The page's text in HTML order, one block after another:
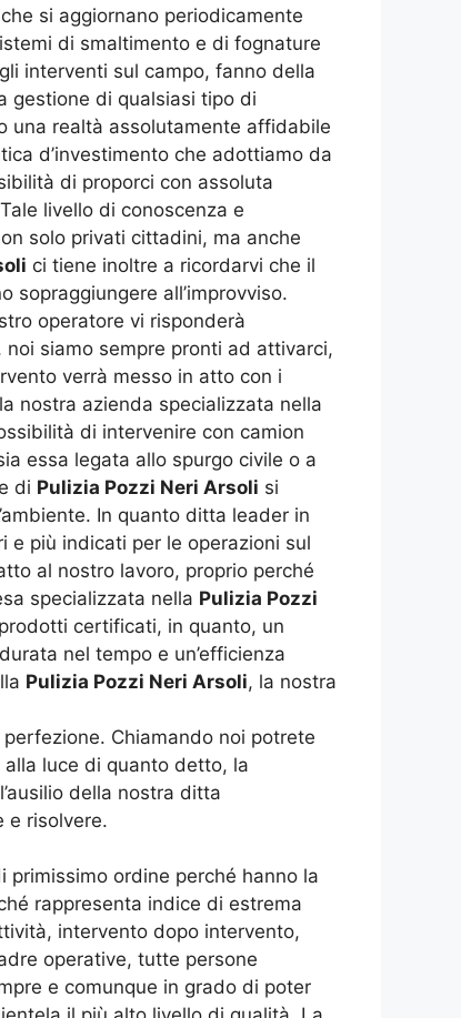
si aggiornano periodicamente
di smaltimento e di fognature
interventi sul campo, fanno della
gestione di qualsiasi tipo di
una realtà assolutamente affidabile
d’investimento che adottiamo da
di proporci con assoluta
livello di conoscenza e
solo privati cittadini, ma anche
ci tiene inoltre a ricordarvi che il
all’improvviso.
operatore vi risponderà
siamo sempre pronti ad attivarci,
verrà messo in atto con i
nostra azienda specializzata nella
di intervenire con camion
essa legata allo spurgo civile o a
di Pulizia Pozzi Neri Arsoli si
In quanto ditta leader in
e più indicati per le operazioni sul
al nostro lavoro, proprio perché
specializzata nella Pulizia Pozzi
certificati, in quanto, un
nel tempo e un’efficienza
Pulizia Pozzi Neri Arsoli, la nostra
Chiamando noi potrete
luce di quanto detto, la
della nostra ditta
e risolvere.
ordine perché hanno la
rappresenta indice di estrema
intervento dopo intervento,
operative, tutte persone
e comunque in grado di poter